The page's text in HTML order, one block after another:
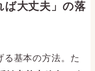
ば大丈夫」の落
る基本の方法。た